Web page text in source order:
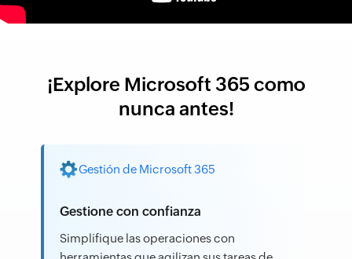
¡Explore Microsoft 365 como
nunca antes!
Gestión de Microsoft 365
Gestione con confianza
Simplifique las operaciones con